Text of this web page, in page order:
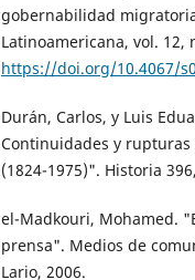
gobernabilidad
Latinoamericana, vol. 12,
https://doi.org/10.4067/
Durán, Carlos, y Luis
Continuidades y
(1824-1975)". Historia
el-Madkouri, Mohamed.
prensa". Medios de
Lario, 2006.